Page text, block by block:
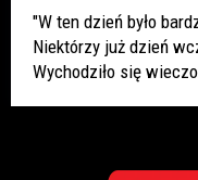
"W ten dzień było
Niektórzy już dzień
Wychodziło się